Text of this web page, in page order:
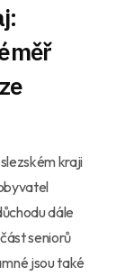
kraji
dále
seniorů
jsou také